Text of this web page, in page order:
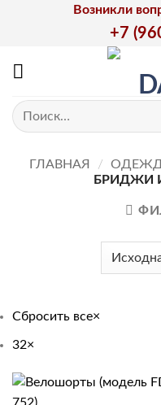
Возникли
+7
Искать:
ГЛАВНАЯ /
БРИДЖИ
Сбросить все×
32×